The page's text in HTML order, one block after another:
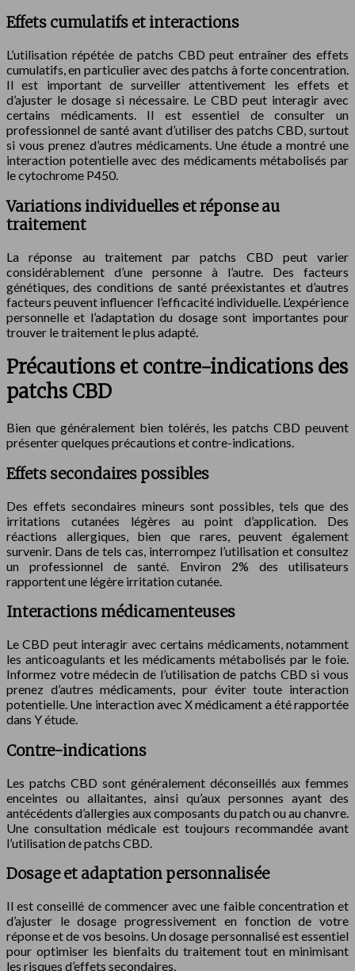
Effets cumulatifs et interactions
L’utilisation répétée de patchs CBD peut entraîner des effets
cumulatifs, en particulier avec des patchs à forte concentration.
Il est important de surveiller attentivement les effets et
d’ajuster le dosage si nécessaire. Le CBD peut interagir avec
certains médicaments. Il est essentiel de consulter un
professionnel de santé avant d’utiliser des patchs CBD, surtout
si vous prenez d’autres médicaments. Une étude a montré une
interaction potentielle avec des médicaments métabolisés par
le cytochrome P450.
Variations individuelles et réponse au
traitement
La réponse au traitement par patchs CBD peut varier
considérablement d’une personne à l’autre. Des facteurs
génétiques, des conditions de santé préexistantes et d’autres
facteurs peuvent influencer l’efficacité individuelle. L’expérience
personnelle et l’adaptation du dosage sont importantes pour
trouver le traitement le plus adapté.
Précautions et contre-indications des
patchs CBD
Bien que généralement bien tolérés, les patchs CBD peuvent
présenter quelques précautions et contre-indications.
Effets secondaires possibles
Des effets secondaires mineurs sont possibles, tels que des
irritations cutanées légères au point d’application. Des
réactions allergiques, bien que rares, peuvent également
survenir. Dans de tels cas, interrompez l’utilisation et consultez
un professionnel de santé. Environ 2% des utilisateurs
rapportent une légère irritation cutanée.
Interactions médicamenteuses
Le CBD peut interagir avec certains médicaments, notamment
les anticoagulants et les médicaments métabolisés par le foie.
Informez votre médecin de l’utilisation de patchs CBD si vous
prenez d’autres médicaments, pour éviter toute interaction
potentielle. Une interaction avec X médicament a été rapportée
dans Y étude.
Contre-indications
Les patchs CBD sont généralement déconseillés aux femmes
enceintes ou allaitantes, ainsi qu’aux personnes ayant des
antécédents d’allergies aux composants du patch ou au chanvre.
Une consultation médicale est toujours recommandée avant
l’utilisation de patchs CBD.
Dosage et adaptation personnalisée
Il est conseillé de commencer avec une faible concentration et
d’ajuster le dosage progressivement en fonction de votre
réponse et de vos besoins. Un dosage personnalisé est essentiel
pour optimiser les bienfaits du traitement tout en minimisant
les risques d’effets secondaires.